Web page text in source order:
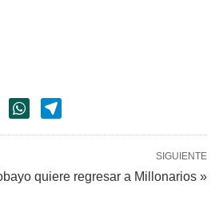
SIGUIENTE
quiere regresar a Millonarios »